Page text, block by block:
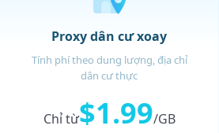
Proxy dân cư xoay
Tính phí theo dung lượng, địa chỉ
dân cư thực
Chỉ từ$1.99/GB